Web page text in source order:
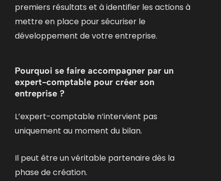
premiers résultats et à identifier les actions à
mettre en place pour sécuriser le
développement de votre entreprise.
Pourquoi se faire accompagner par un
expert-comptable pour créer son
entreprise ?
L’expert-comptable n’intervient pas
uniquement au moment du bilan.
Il peut être un véritable partenaire dès la
phase de création.